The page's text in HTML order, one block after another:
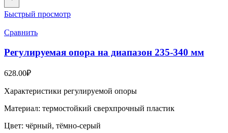
Быстрый просмотр
Сравнить
Регулируемая опора на диапазон 235-340 мм
628.00₽
Характеристики регулируемой опоры
Материал: термостойкий сверхпрочный пластик
Цвет: чёрный, тёмно-серый